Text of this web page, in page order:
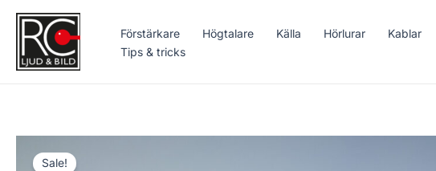
Hoppa
innehåll
Förstärkare Högtalare Källa Hörlurar Kablar
Tips & tricks
Sale!